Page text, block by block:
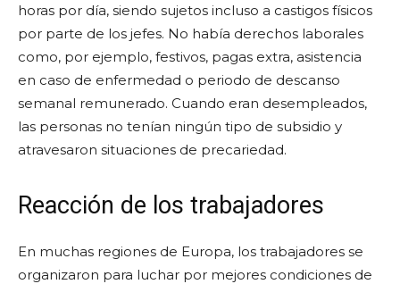
horas por día, siendo sujetos incluso a castigos físicos
por parte de los jefes. No había derechos laborales
como, por ejemplo, festivos, pagas extra, asistencia
en caso de enfermedad o periodo de descanso
semanal remunerado. Cuando eran desempleados,
las personas no tenían ningún tipo de subsidio y
atravesaron situaciones de precariedad.
Reacción de los trabajadores
En muchas regiones de Europa, los trabajadores se
organizaron para luchar por mejores condiciones de